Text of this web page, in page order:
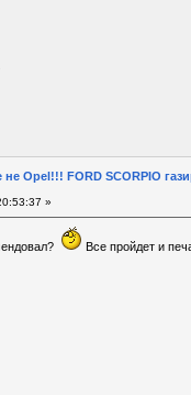
Opel!!! FORD SCORPIO
»
Все пройдет и